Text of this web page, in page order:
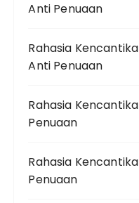
Anti Penuaan
Rahasia
Anti Penuaan
Rahasia
Penuaan
Rahasia
Penuaan